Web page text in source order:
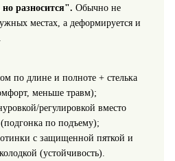
разносится". Обычно не
местах, а деформируется и
по длине и полноте + стелька
меньше травм);
регулировкой вместо
по подъему);
с защищенной пяткой и
(устойчивость).